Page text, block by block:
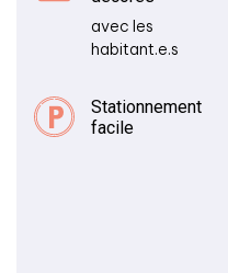
avec les
habitant.e.s
Stationnement
facile